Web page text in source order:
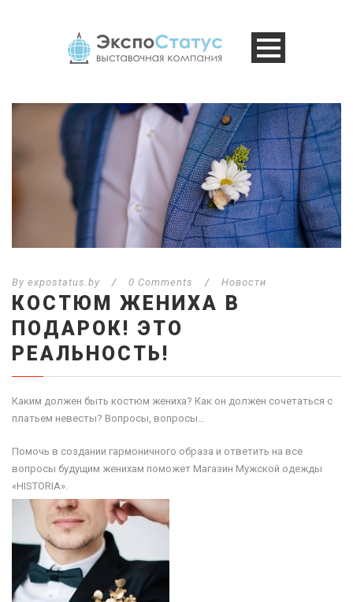
By expostatus.by / 0 Comments / Новости
КОСТЮМ ЖЕНИХА В
ПОДАРОК! ЭТО
РЕАЛЬНОСТЬ!
Каким должен быть костюм жениха? Как он должен сочетаться с
платьем невесты? Вопросы, вопросы…
Помочь в создании гармоничного образа и ответить на все
вопросы будущим женихам поможет Магазин Мужской одежды
«HISTORIA».